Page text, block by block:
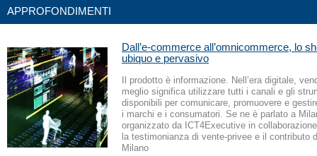
APPROFONDIMENTI
Dall’e-commerce all’omnicommerce, lo
ubiquo e pervasivo
Il prodotto è informazione. Nell’era digitale,
meglio significa utilizzare tutti i canali e gli
disponibili per comunicare, promuovere e
i marchi e i consumatori. Se ne è parlato a
organizzato da ICT4Executive in
la testimonianza di vente-privee e il contributo
Milano